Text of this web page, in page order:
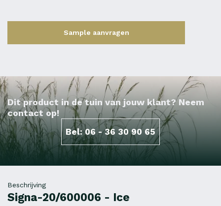
Sample aanvragen
Dit product in de tuin van jouw klant? Neem
contact op!
Bel: 06 - 36 30 90 65
Beschrijving
Signa-20/600006 - Ice